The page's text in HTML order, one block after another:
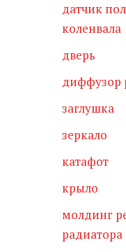
датчик
коленвала
дверь
диффузор
заглушка
зеркало
катафот
крыло
молдинг
радиатора